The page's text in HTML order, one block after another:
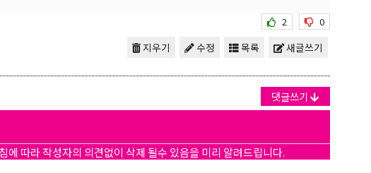
2 0
새글쓰기
목록
수정
지우기
댓글쓰기
따라 작성자의 의견없이 삭제 될수 있음을 미리 알려드립니다.